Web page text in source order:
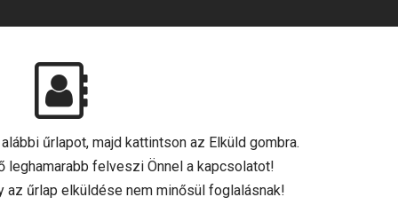
űrlapot, majd kattintson az Elküld gombra.
leghamarabb felveszi Önnel a kapcsolatot!
az űrlap elküldése nem minősül foglalásnak!